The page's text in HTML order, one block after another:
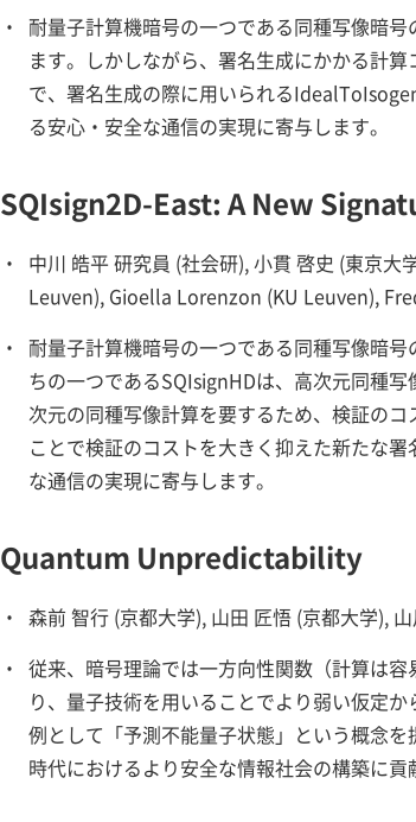
・ 耐量子計算機暗号の一つである同種写像暗
ます。しかしながら、署名生成にかかる計
で、署名生成の際に用いられる
る安心・安全な通信の実現に寄与します。
SQIsign2D-East: A New
・
中川 皓平 研究員 (社会研), 小貫 啓史 (東京
Leuven), Gioella Lorenzon (KU Leuven),
・ 耐量子計算機暗号の一つである同種写像暗
ちの一つであるSQIsignHDは、高次元同種
次元の同種写像計算を要するため、検証の
ことで検証のコストを大きく抑えた新たな
な通信の実現に寄与します。
Quantum Unpredictability
・ 森前 智行 (京都大学), 山田 匠悟 (京都大学),
・ 従来、暗号理論では一方向性関数（計算は
り、量子技術を用いることでより弱い仮定
例として「予測不能量子状態」という概念
時代におけるより安全な情報社会の構築に貢